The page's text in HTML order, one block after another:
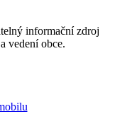
informační zdroj
vedení obce.